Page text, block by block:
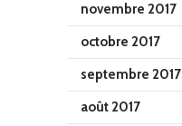
novembre 2017
octobre 2017
septembre 2017
août 2017